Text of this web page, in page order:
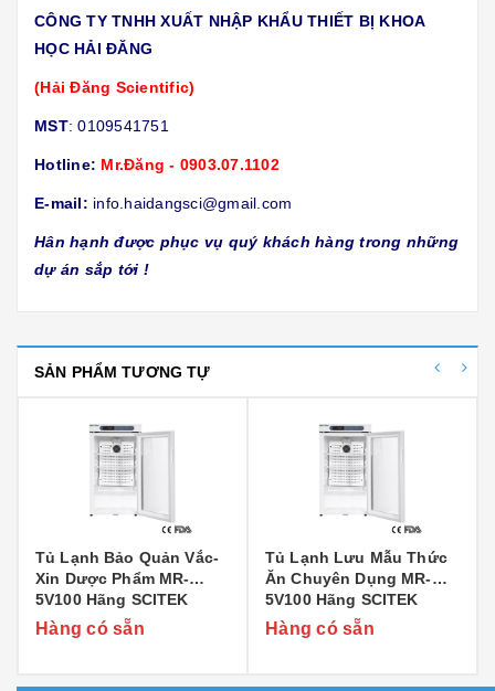
CÔNG TY TNHH XUẤT NHẬP KHẨU THIẾT BỊ KHOA
HỌC HẢI ĐĂNG
(Hải Đăng Scientific)
MST: 0109541751
Hotline: Mr.Đăng - 0903.07.1102
E-mail: info.haidangsci@gmail.com
Hân hạnh được phục vụ quý khách hàng trong những
dự án sắp tới !
SẢN PHẨM TƯƠNG TỰ
Tủ Lạnh Bảo Quản Vắc-
Xin Dược Phẩm MR-
5V100 Hãng SCITEK
Hàng có sẵn
Tủ Lạnh Lưu Mẫu Thức
Ăn Chuyên Dụng MR-
5V100 Hãng SCITEK
Hàng có sẵn